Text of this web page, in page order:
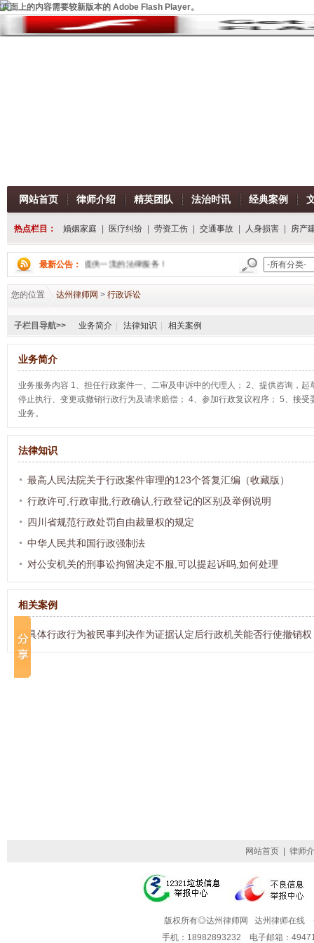
面上的内容需要较新版本的 Adobe Flash Player。
网站首页 律师介绍 精英团队 法治时讯 经典案例
热点栏目： 婚姻家庭 医疗纠纷 劳资工伤 交通事故 人身损害 房产
最新公告：
师网，我们将为您提供一流的法律服务！
您的位置 达州律师网 > 行政诉讼
子栏目导航>> 业务简介 法律知识 相关案例
业务简介
业务服务内容 1、担任行政案件一、二审及申诉中的代理人； 2、提供咨询，
停止执行、变更或撤销行政行为及请求赔偿； 4、参加行政复议程序； 5、接
业务。
法律知识
最高人民法院关于行政案件审理的123个答复汇编（收藏版）
行政许可,行政审批,行政确认,行政登记的区别及举例说明
四川省规范行政处罚自由裁量权的规定
中华人民共和国行政强制法
对公安机关的刑事讼拘留决定不服,可以提起诉吗,如何处理
相关案例
具体行政行为被民事判决作为证据认定后行政机关能否行使撤销权
网站首页 律师
版权所有◎达州律师网 达州律师在线
手机：18982893232 电子邮箱：